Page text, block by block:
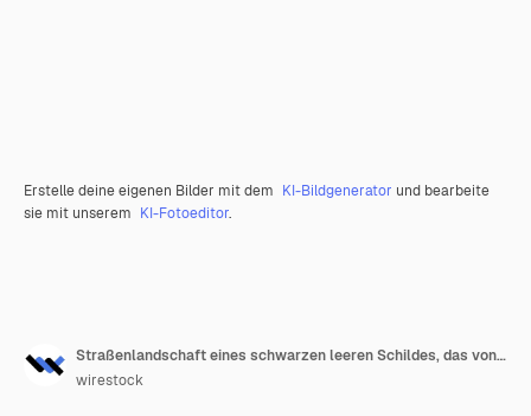
Erstelle deine eigenen Bilder mit dem KI-Bildgenerator und bearbeite
sie mit unserem KI-Fotoeditor.
Straßenlandschaft eines schwarzen leeren Schildes, das von einem Gebäude hängt
wirestock